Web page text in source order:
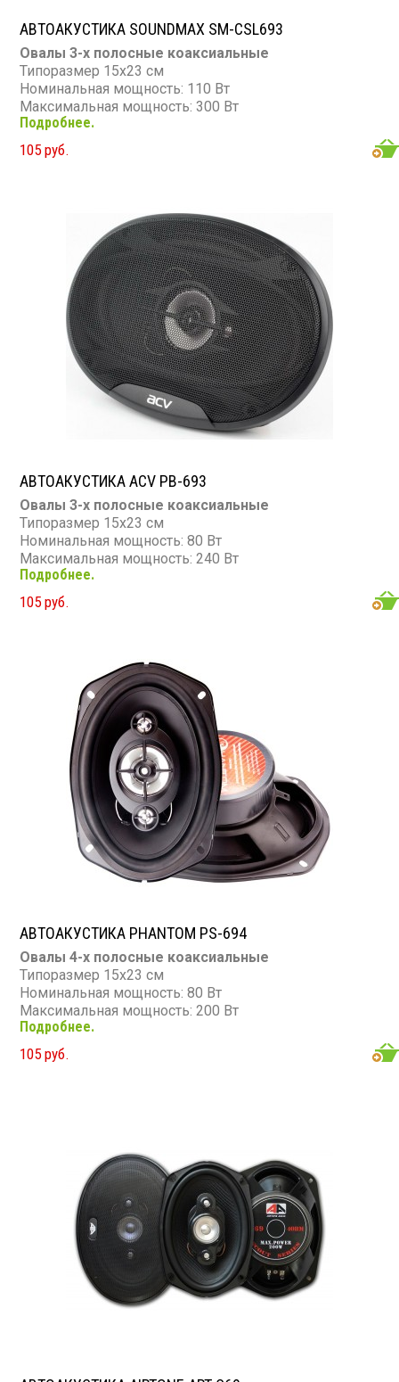
АВТОАКУСТИКА SOUNDMAX SM-CSL693
Овалы 3-х полосные коаксиальные
Типоразмер 15х23 см
Номинальная мощность: 110 Вт
Максимальная мощность: 300 Вт
Диапазон частот: 30 - 20 000 Гц
Чувствительность: 92 дБ
Сопротивление: 4 Ом
Подробнее.
105 руб.
АВТОАКУСТИКА ACV PB-693
Овалы 3-х полосные коаксиальные
Типоразмер 15х23 см
Номинальная мощность: 80 Вт
Максимальная мощность: 240 Вт
Диапазон частот: 65 - 20 000 Гц
Чувствительность: 88 дБ
Сопротивление: 4 Ом
Подробнее.
105 руб.
АВТОАКУСТИКА PHANTOM PS-694
Овалы 4-х полосные коаксиальные
Типоразмер 15х23 см
Номинальная мощность: 80 Вт
Максимальная мощность: 200 Вт
Диапазон частот: 65 - 20 000 Гц
Чувствительность: 91 дБ
Сопротивление: 4 Ом
Подробнее.
105 руб.